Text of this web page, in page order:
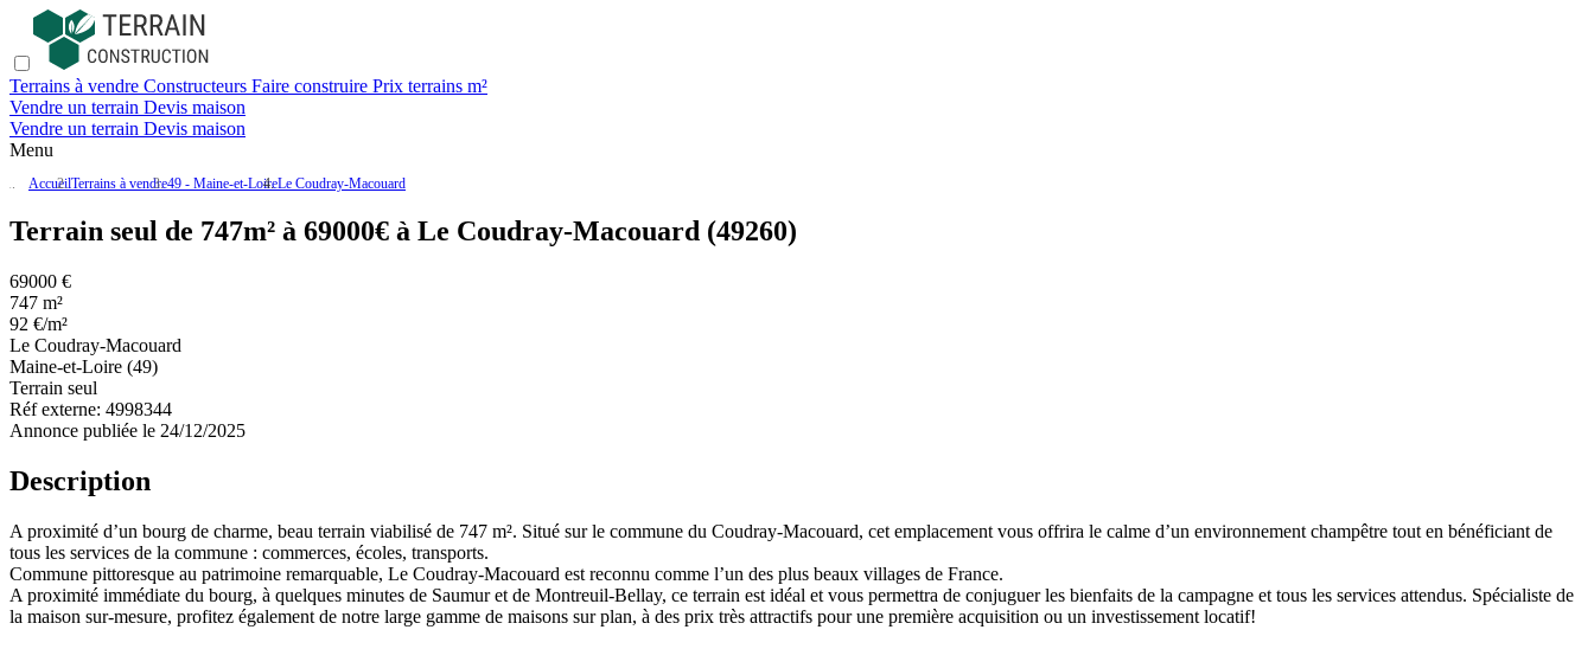
Terrains à vendre Constructeurs Faire construire Prix terrains m²
Vendre un terrain Devis maison
Vendre un terrain Devis maison
Menu
AccueilTerrains à vendre49 - Maine-et-LoireLe Coudray-Macouard
Terrain seul de 747m² à 69000€ à Le Coudray-Macouard (49260)
69000 €
747 m²
92 €/m²
Le Coudray-Macouard
Maine-et-Loire (49)
Terrain seul
Réf externe: 4998344
Annonce publiée le 24/12/2025
Description
A proximité d’un bourg de charme, beau terrain viabilisé de 747 m². Situé sur le commune du Coudray-Macouard, cet emplacement vous offrira le calme d’un environnement champêtre tout en bénéficiant de
tous les services de la commune : commerces, écoles, transports.
Commune pittoresque au patrimoine remarquable, Le Coudray-Macouard est reconnu comme l’un des plus beaux villages de France.
A proximité immédiate du bourg, à quelques minutes de Saumur et de Montreuil-Bellay, ce terrain est idéal et vous permettra de conjuguer les bienfaits de la campagne et tous les services attendus. Spécialiste de
la maison sur-mesure, profitez également de notre large gamme de maisons sur plan, à des prix très attractifs pour une première acquisition ou un investissement locatif!